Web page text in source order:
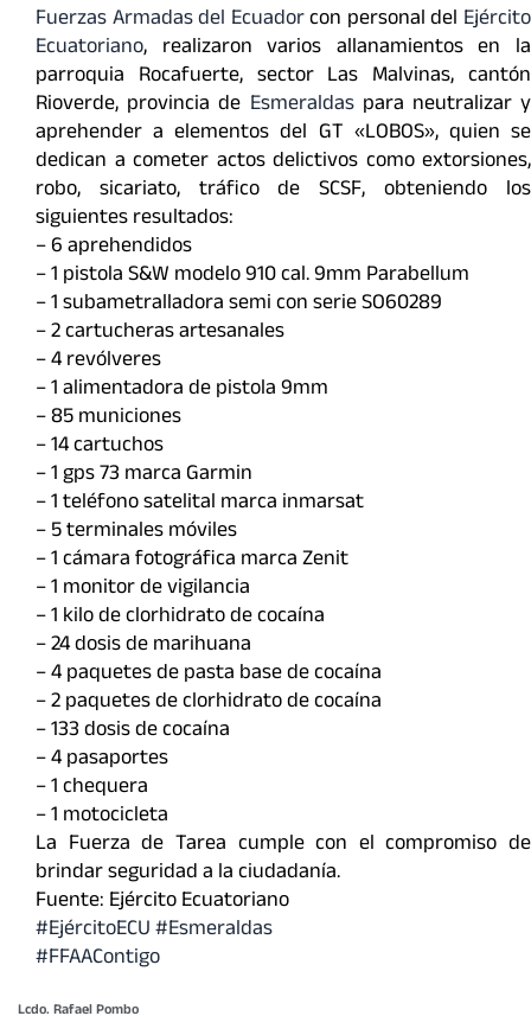
Fuerzas Armadas del Ecuadorcon personal del Ejército
Ecuatoriano, realizaron varios allanamientos en la
parroquia Rocafuerte, sector Las Malvinas, cantón
Rioverde, provincia de Esmeraldaspara neutralizar y
aprehender a elementos del GT «LOBOS», quien se
dedican a cometer actos delictivos como extorsiones,
robo, sicariato, tráfico de SCSF, obteniendo los
siguientes resultados:
– 6 aprehendidos
– 1 pistola S&W modelo 910 cal. 9mm Parabellum
– 1 subametralladora semi con serie SO60289
– 2 cartucheras artesanales
– 4 revólveres
– 1 alimentadora de pistola 9mm
– 85 municiones
– 14 cartuchos
– 1 gps 73 marca Garmin
– 1 teléfono satelital marca inmarsat
– 5 terminales móviles
– 1 cámara fotográfica marca Zenit
– 1 monitor de vigilancia
– ⁠1 kilo de clorhidrato de cocaína
– 24 dosis de marihuana
– 4 paquetes de pasta base de cocaína
– 2 paquetes de clorhidrato de cocaína
– 133 dosis de cocaína
– 4 pasaportes
– 1 chequera
– 1 motocicleta
La Fuerza de Tarea cumple con el compromiso de
brindar seguridad a la ciudadanía.
Fuente: Ejército Ecuatoriano
#EjércitoECU#Esmeraldas
#FFAAContigo
Lcdo. Rafael Pombo